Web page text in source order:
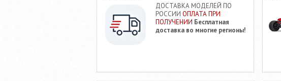
ДОСТАВКА МОДЕЛЕЙ ПО
РОССИИ ОПЛАТА ПРИ
ПОЛУЧЕНИИ Бесплатная
доставка во многие регионы!